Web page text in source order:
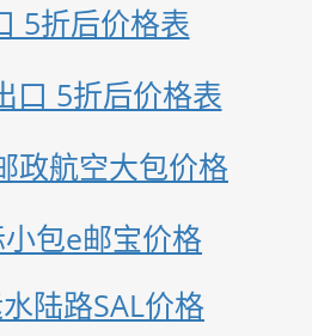
5折后价格表
口 5折后价格表
政航空大包价格
包e邮宝价格
陆路SAL价格